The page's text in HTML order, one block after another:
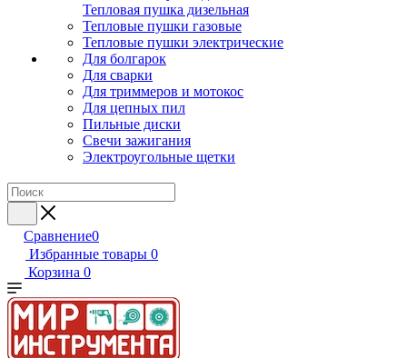
Тепловая пушка дизельная
Тепловые пушки газовые
Тепловые пушки электрические
Для болгарок
Для сварки
Для триммеров и мотокос
Для цепных пил
Пильные диски
Свечи зажигания
Электроугольные щетки
Сравнение0
Избранные товары 0
Корзина 0